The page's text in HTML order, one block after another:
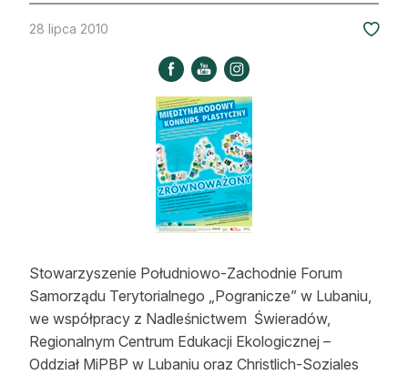
Kultura i historia
Strefa eksperta
Leśnik na zakupach
Edukacja
Lasy prywatne
28 lipca 2010
Stowarzyszenie Południowo-Zachodnie Forum
Samorządu Terytorialnego „Pogranicze” w Lubaniu,
we współpracy z Nadleśnictwem Świeradów,
Regionalnym Centrum Edukacji Ekologicznej –
Oddział MiPBP w Lubaniu oraz Christlich-Soziales